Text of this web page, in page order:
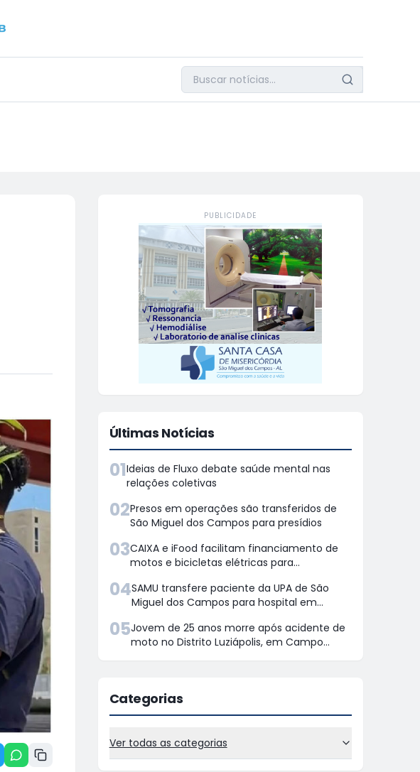
PUBLICIDADE
Últimas Notícias
01Ideias de Fluxo debate saúde mental nas
relações coletivas
02Presos em operações são transferidos de
São Miguel dos Campos para presídios
03CAIXA e iFood facilitam financiamento de
motos e bicicletas elétricas para
04SAMU transfere paciente da UPA de São
Miguel dos Campos para hospital em
05Jovem de 25 anos morre após acidente de
moto no Distrito Luziápolis, em Campo
Categorias
Ver todas as categorias